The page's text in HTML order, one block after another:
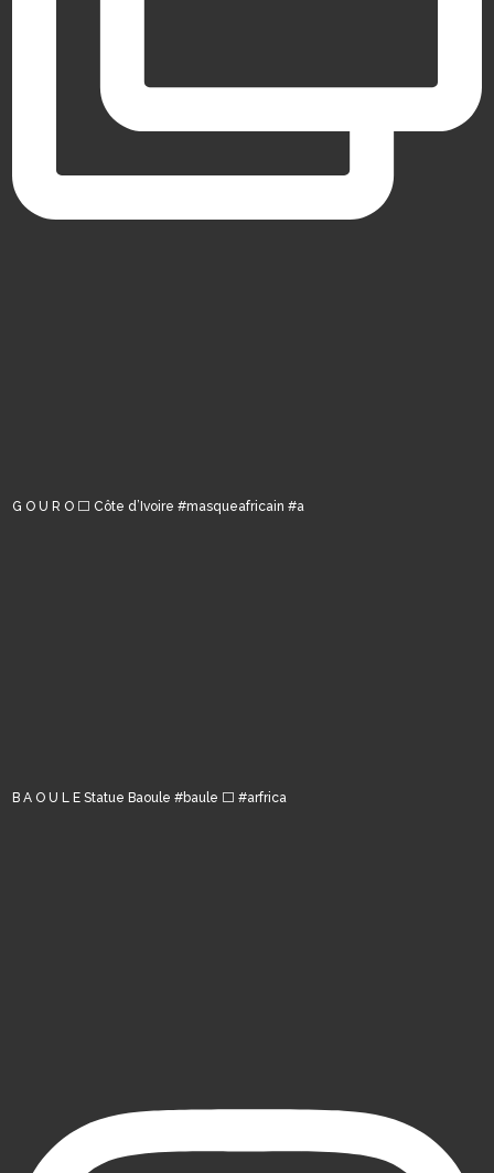
G O U R O ⬜️ Côte d’Ivoire #masqueafricain #a
B A O U L E Statue Baoule #baule ⬜️ #arfrica